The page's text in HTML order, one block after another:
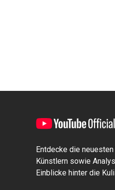
Entdecke die
Künstlern sowie
Einblicke hinter die